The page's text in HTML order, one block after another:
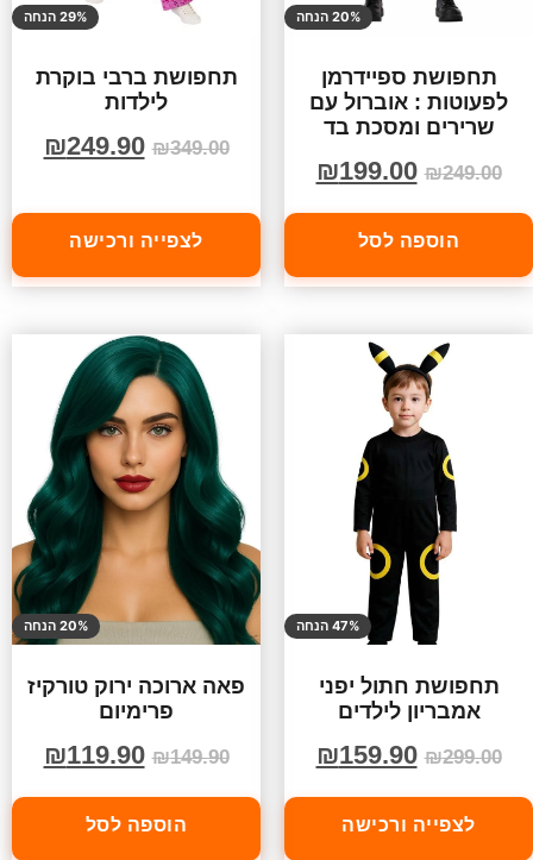
20% הנחה
תחפושת ספיידרמן
לפעוטות : אוברול עם
שרירים ומסכת בד
₪249.00
₪199.00
הוספה לסל
29% הנחה
תחפושת ברבי בוקרת
לילדות
₪349.00
₪249.90
לצפייה ורכישה
47% הנחה
תחפושת חתול יפני
אמבריון לילדים
₪299.00
₪159.90
לצפייה ורכישה
20% הנחה
פאה ארוכה ירוק טורקיז
פרימיום
₪149.90
₪119.90
הוספה לסל